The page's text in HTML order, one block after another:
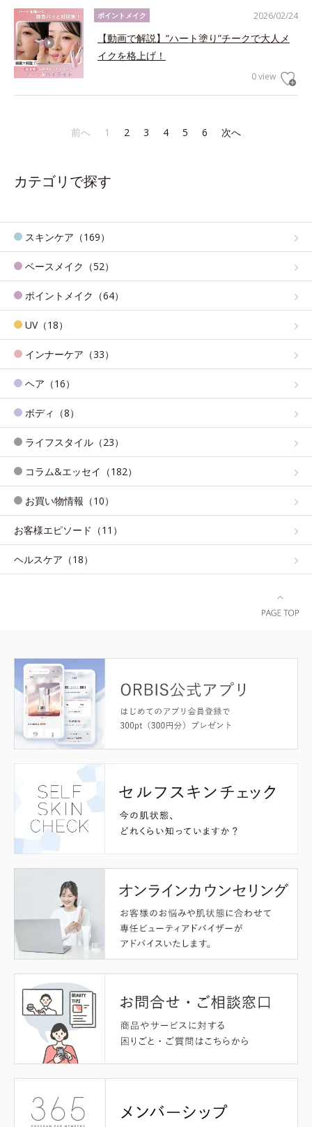
2026/02/24
ポイントメイク
【動画で解説】“ハート塗り”チークで大人メ
イクを格上げ！
0 view
前へ 1 2 3 4 5 6 次へ
カテゴリで探す
スキンケア（169）
ベースメイク（52）
ポイントメイク（64）
UV（18）
インナーケア（33）
ヘア（16）
ボディ（8）
ライフスタイル（23）
コラム&エッセイ（182）
お買い物情報（10）
お客様エピソード（11）
ヘルスケア（18）